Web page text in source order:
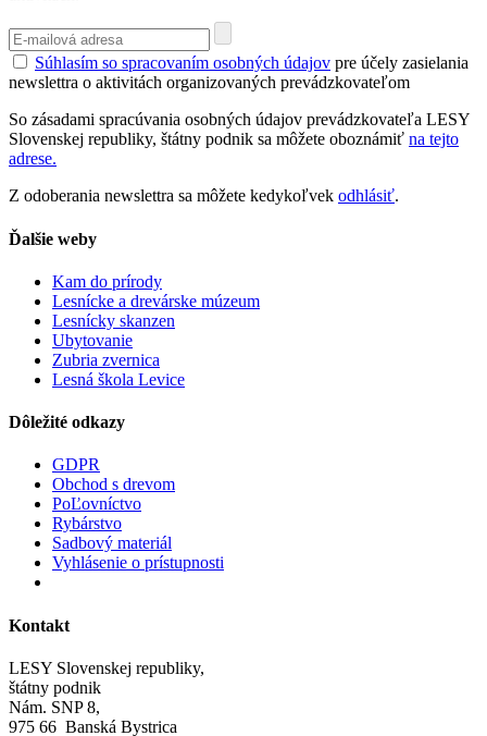
Súhlasím so spracovaním osobných údajov pre účely zasielania
newslettra o aktivitách organizovaných prevádzkovateľom
So zásadami spracúvania osobných údajov prevádzkovateľa LESY
Slovenskej republiky, štátny podnik sa môžete oboznámiť na tejto
adrese.
Z odoberania newslettra sa môžete kedykoľvek odhlásiť.
Ďalšie weby
Kam do prírody
Lesnícke a drevárske múzeum
Lesnícky skanzen
Ubytovanie
Zubria zvernica
Lesná škola Levice
Dôležité odkazy
GDPR
Obchod s drevom
PoĽovníctvo
Rybárstvo
Sadbový materiál
Vyhlásenie o prístupnosti
Kontakt
LESY Slovenskej republiky,
štátny podnik
Nám. SNP 8,
975 66 Banská Bystrica